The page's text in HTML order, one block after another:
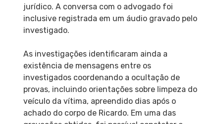
jurídico. A conversa com o advogado foi
inclusive registrada em um áudio gravado pelo
investigado.
As investigações identificaram ainda a
existência de mensagens entre os
investigados coordenando a ocultação de
provas, incluindo orientações sobre limpeza do
veículo da vítima, apreendido dias após o
achado do corpo de Ricardo. Em uma das